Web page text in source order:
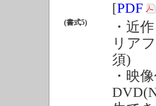
[PDF
(書式5)
・近
リア
須)
・映